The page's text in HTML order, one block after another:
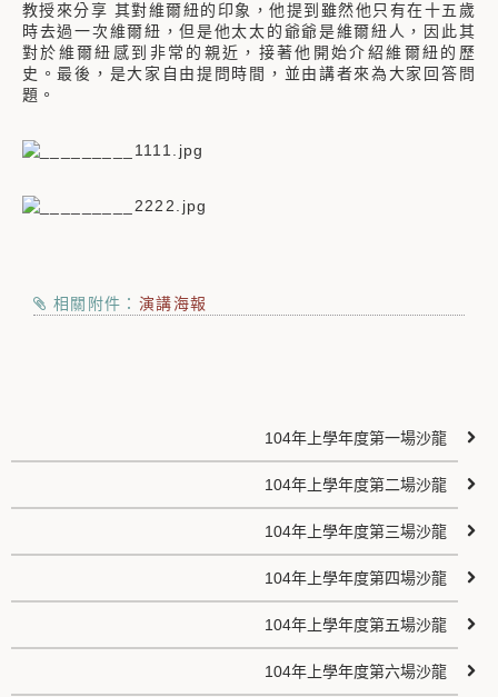
教授來分享 其對維爾紐的印象，他提到雖然他只有在十五歲
時去過一次維爾紐，但是他太太的爺爺是維爾紐人，因此其
對於維爾紐感到非常的親近，接著他開始介紹維爾紐的歷
史。最後，是大家自由提問時間，並由講者來為大家回答問
題。
相關附件： 演講海報
104年上學年度第一場沙龍
104年上學年度第二場沙龍
104年上學年度第三場沙龍
104年上學年度第四場沙龍
104年上學年度第五場沙龍
104年上學年度第六場沙龍